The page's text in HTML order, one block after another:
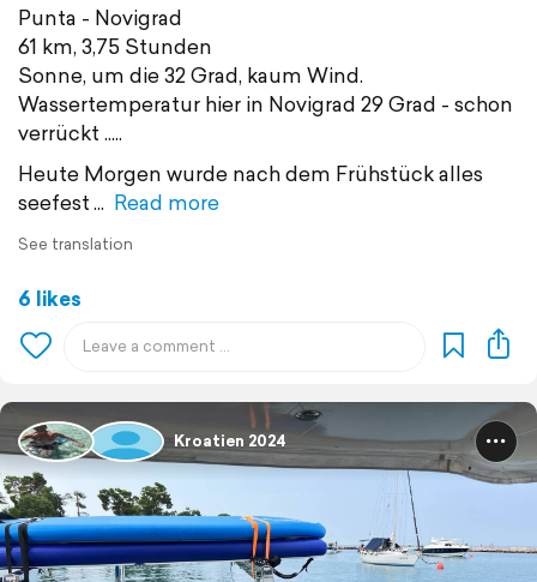
Punta - Novigrad
61 km, 3,75 Stunden
Sonne, um die 32 Grad, kaum Wind.
Wassertemperatur hier in Novigrad 29 Grad - schon
verrückt .....
Heute Morgen wurde nach dem Frühstück alles
seefest
Read more
See translation
6 likes
Kroatien 2024